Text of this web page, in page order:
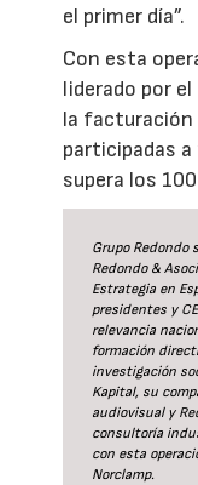
el primer día”.
Con esta
liderado por
la facturación
participadas
supera los
Grupo Redondo
Redondo &
Estrategia en
presidentes y
relevancia
formación
investigación
Kapital, su
audiovisual y
consultoría
con esta
Norclamp.